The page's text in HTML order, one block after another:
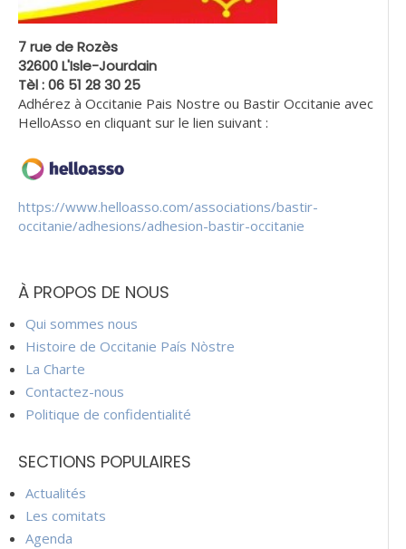
7 rue de Rozès
32600 L'Isle-Jourdain
Tèl : 06 51 28 30 25
Adhérez à Occitanie Pais Nostre ou Bastir Occitanie avec
HelloAsso en cliquant sur le lien suivant :
https://www.helloasso.com/associations/bastir-
occitanie/adhesions/adhesion-bastir-occitanie
À PROPOS DE NOUS
Qui sommes nous
Histoire de Occitanie País Nòstre
La Charte
Contactez-nous
Politique de confidentialité
SECTIONS POPULAIRES
Actualités
Les comitats
Agenda